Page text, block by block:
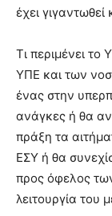
έχει γιγαντωθεί
Τι περιμένει το
ΥΠΕ και των
ένας στην
ανάγκες ή θα
πράξη τα
ΕΣΥ ή θα
προς όφελος
λειτουργία του